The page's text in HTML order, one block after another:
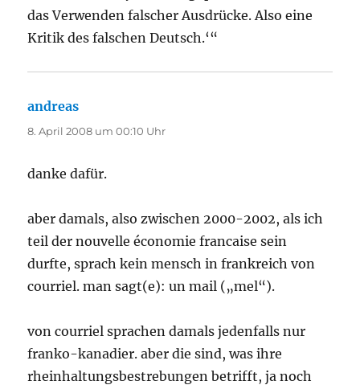
das Verwenden falscher Ausdrücke. Also eine
Kritik des falschen Deutsch.‘“
andreas
8. April 2008 um 00:10 Uhr
danke dafür.
aber damals, also zwischen 2000-2002, als ich
teil der nouvelle économie francaise sein
durfte, sprach kein mensch in frankreich von
courriel. man sagt(e): un mail („mel“).
von courriel sprachen damals jedenfalls nur
franko-kanadier. aber die sind, was ihre
rheinhaltungsbestrebungen betrifft, ja noch